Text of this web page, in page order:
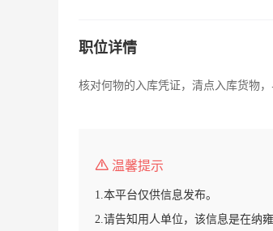
职位详情
核对何物的入库凭证，清点入库货物，
温馨提示
1.本平台仅供信息发布。
2.请告知用人单位，该信息是在纳